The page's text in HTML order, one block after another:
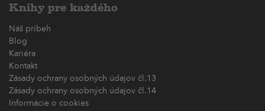
Knihy pre každého
Náš príbeh
Blog
Kariéra
Kontakt
Zásady ochrany osobných údajov čl.13
Zásady ochrany osobných údajov čl.14
Informácie o cookies